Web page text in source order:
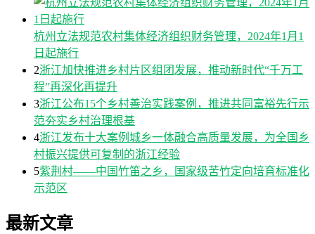
杭州立法规范农村集体经济组织财务管理，2024年1月1
日起施行
2浙江加快推进乡村片区组团发展，推动新时代“千万工
程”再深化再提升
3浙江公布15个乡村善治实践案例，推进共同富裕先行示
范夯实乡村治理根基
4浙江发布十大案例城乡一体融合高质量发展，为全国乡
村振兴提供可复制的浙江经验
5紫荆村——中国竹笛之乡，国家级苦竹定向培育标准化
示范区
最新文章